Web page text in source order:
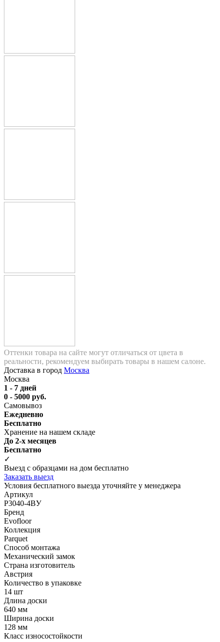
Оттенки товара на сайте могут отличаться от цвета в
реальности, рекомендуем выбирать товары в нашем салоне.
Доставка в город Москва
Москва
1 - 7 дней
0 - 5000 руб.
Самовывоз
Ежедневно
Бесплатно
Хранение на нашем складе
До 2-х месяцев
Бесплатно
✓
Выезд с образцами на дом бесплатно
Заказать выезд
Условия бесплатного выезда уточняйте у менеджера
Артикул
P3040-4BУ
Бренд
Evofloor
Коллекция
Parquet
Способ монтажа
Механический замок
Страна изготовитель
Австрия
Количество в упаковке
14 шт
Длина доски
640 мм
Ширина доски
128 мм
Класс износостойкости